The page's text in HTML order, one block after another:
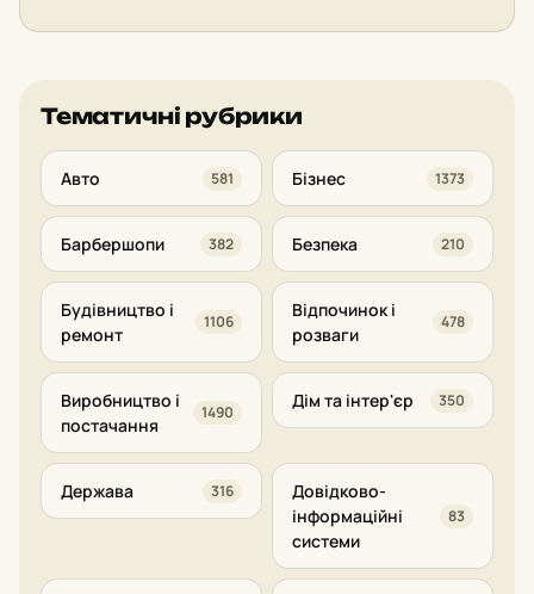
Тематичні рубрики
Авто 581 Бізнес 1373
Барбершопи 382 Безпека 210
Будівництво і
ремонт
1106
Відпочинок і
розваги
478
Виробництво і
постачання
1490
Дім та інтер'єр 350
Держава 316
Довідково-
інформаційні
системи
83